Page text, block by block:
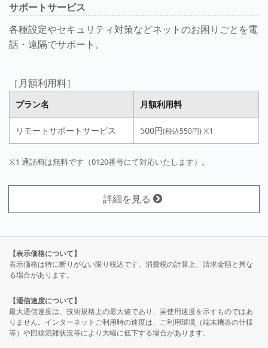
サポートサービス
各種設定やセキュリティ対策などネットのお困りごとを電
話・遠隔でサポート。
［月額利用料］
プラン名 月額利用料
リモートサポートサービス 500円(税込550円) ※1
※1 通話料は無料です（0120番号にて対応いたします）。
詳細を見る
【表示価格について】
表示価格は特に断りがない限り税込です。消費税の計算上、請求金額と異な
る場合があります。
【通信速度について】
最大通信速度は、技術規格上の最大値であり、実使用速度を示すものではあ
りません。インターネットご利用時の速度は、ご利用環境（端末機器の仕様
等）や回線混雑状況等により大幅に低下する場合があります。